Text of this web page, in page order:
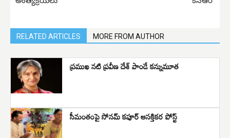
RELATED ARTICLES MORE FROM AUTHOR
ప్రముఖ నటి ప్రవీణ దేశ్ పాండే కన్నుమూత
సీమంతంపై సోనమ్ కపూర్ ఆసక్తికర పోస్ట్